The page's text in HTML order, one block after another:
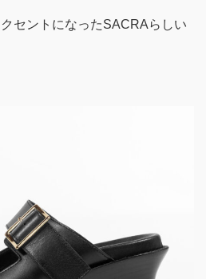
セントになったSACRAらしい